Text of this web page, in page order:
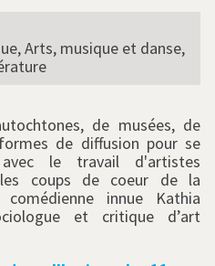
Arts, musique et danse,
de musées, de
de diffusion pour se
avec le travail d'artistes
coups de coeur de la
innue Kathia
et critique d’art